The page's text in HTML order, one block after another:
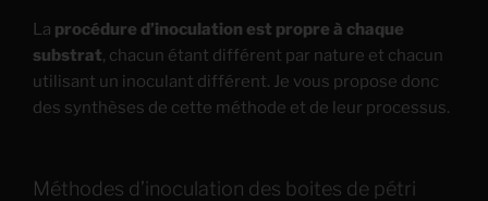
La procédure d’inoculation est propre à chaque
substrat, chacun étant différent par nature et chacun
utilisant un inoculant différent. Je vous propose donc
des synthèses de cette méthode et de leur processus.
Méthodes d’inoculation des boites de pétri